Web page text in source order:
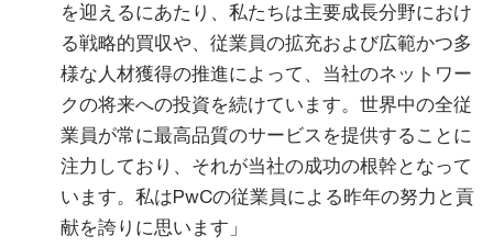
を迎えるにあたり、私たちは主要成長分野におけ
る戦略的買収や、従業員の拡充および広範かつ多
様な人材獲得の推進によって、当社のネットワー
クの将来への投資を続けています。世界中の全従
業員が常に最高品質のサービスを提供することに
注力しており、それが当社の成功の根幹となって
います。私はPwCの従業員による昨年の努力と貢
献を誇りに思います」